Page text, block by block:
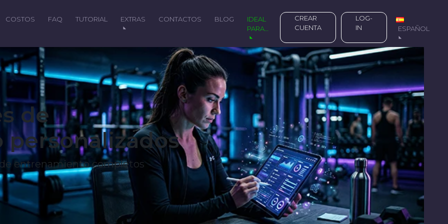
COSTOS FAQ TUTORIAL EXTRAS CONTACTOS BLOG
IDEAL
PARA…
CREAR
CUENTA
LOG-
IN
ESPAÑOL
de
entrenamiento completos